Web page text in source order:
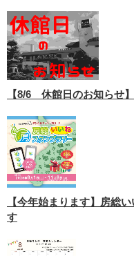
【8/6 休館日のお知らせ】
【今年始まります】房総
す